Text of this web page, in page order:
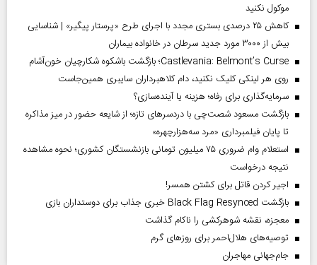
موکول نکنید
کاهش ۲۵ درصدی بستری مجدد با اجرای طرح «پرستار پیگیر» | شناسایی
بیش از ۳۰۰۰ مورد جدید سرطان در خانواده بیماران
Castlevania: Belmont’s Curse؛ بازگشت باشکوه شکارچیان خون‌آشام
روی هر لینکی کلیک نکنید، دام کلاهبرداران سایبری همین‌جاست
سرمایه‌گذاری برای رفاه؛ هزینه یا آینده‌سازی؟
بازگشت مسعود شصت‌چی با دردسر‌های تازه؛ از شایعه حضور در میز مذاکره
تا پایان فیلمبرداری «مرد سه‌هزارچهره»
استعلام وام ضروری ۷۵ میلیون تومانی بازنشستگان کشوری؛ نحوه مشاهده
نتیجه درخواست
اجیر کردن قاتل برای کشتن همسر!
بازگشت Black Flag Resynced خبری جذاب برای دوستداران بازی
معجزه، نقشه شوهرکشی را ناکام گذاشت
توصیه‌های هلال‌احمر برای روز‌های گرم
جام‌جهانی مهاجران